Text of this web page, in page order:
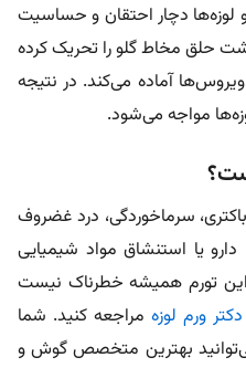
دچار احتقان و حساسیت
حلق مخاط گلو را تحریک کرده
آماده می‌کند. در نتیجه
مواجه می‌شود.
سرماخوردگی، درد غضروف
یا استنشاق مواد شیمیایی
این تورم همیشه خطرناک نیست
دکتر ورم لوزهمراجعه کنید. شما
بهترین متخصص گوش و